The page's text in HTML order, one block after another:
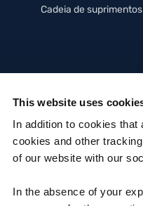
This website uses
In addition to cookies
cookies and other
of our website with our
In the absence of your
Cadeia de suprimentos